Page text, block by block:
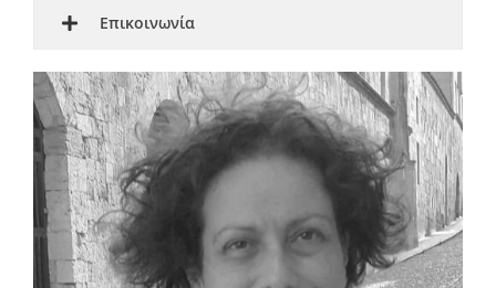
Επικοινωνία